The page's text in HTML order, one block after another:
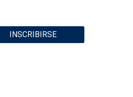
INSCRIBIRSE